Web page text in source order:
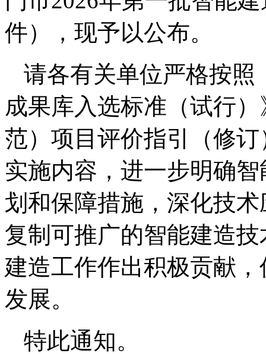
件），现予以公布。
请各有关单位严格按照
成果库入选标准（试行
范）项目评价指引（修
实施内容，进一步明确
划和保障措施，深化技
复制可推广的智能建造
建造工作作出积极贡献
发展。
特此通知。